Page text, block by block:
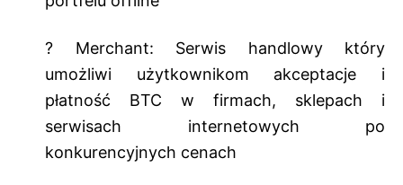
? Merchant: Serwis handlowy który
umożliwi użytkownikom akceptacje i
płatność BTC w firmach, sklepach i
serwisach internetowych po
konkurencyjnych cenach